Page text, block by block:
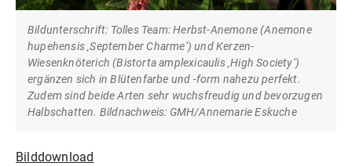
Bildunterschrift: Tolles Team: Herbst-Anemone (Anemone
hupehensis ‚September Charme‘) und Kerzen-
Wiesenknöterich (Bistorta amplexicaulis ‚High Society‘)
ergänzen sich in Blütenfarbe und -form nahezu perfekt.
Zudem sind beide Arten sehr wuchsfreudig und bevorzugen
Halbschatten. Bildnachweis: GMH/Annemarie Eskuche
Bilddownload